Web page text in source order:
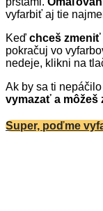
vyfarbiť aj tie
Keď chceš zmeniť
pokračuj vo
nedeje, klikni na
Ak by sa ti
vymazať a môžeš
Super, poďme